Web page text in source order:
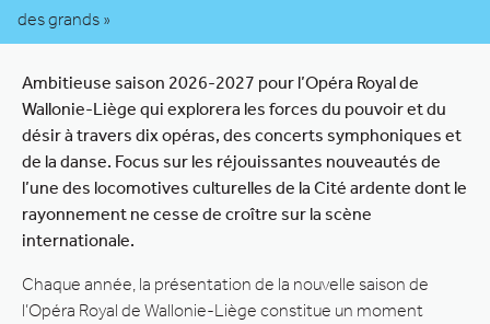
des grands »
Ambitieuse saison 2026-2027 pour l’Opéra Royal de
Wallonie-Liège qui explorera les forces du pouvoir et du
désir à travers dix opéras, des concerts symphoniques et
de la danse. Focus sur les réjouissantes nouveautés de
l’une des locomotives culturelles de la Cité ardente dont le
rayonnement ne cesse de croître sur la scène
internationale.
Chaque année, la présentation de la nouvelle saison de
l’Opéra Royal de Wallonie-Liège constitue un moment